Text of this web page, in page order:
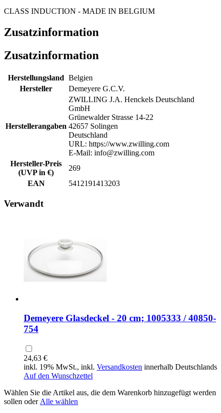
CLASS INDUCTION - MADE IN BELGIUM
Zusatzinformation
Zusatzinformation
Herstellungsland Belgien
Hersteller
Demeyere G.C.V.
Herstellerangaben
ZWILLING J.A. Henckels Deutschland
GmbH
Grünewalder Strasse 14-22
42657 Solingen
Deutschland
URL: https://www.zwilling.com
E-Mail: info@zwilling.com
Hersteller-Preis
(UVP in €)
269
EAN
5412191413203
Verwandt
Demeyere Glasdeckel - 20 cm; 1005333 / 40850-
754
24,63 €
inkl. 19% MwSt., inkl. Versandkosten innerhalb Deutschlands
Auf den Wunschzettel
Wählen Sie die Artikel aus, die dem Warenkorb hinzugefügt werden
sollen oder Alle wählen